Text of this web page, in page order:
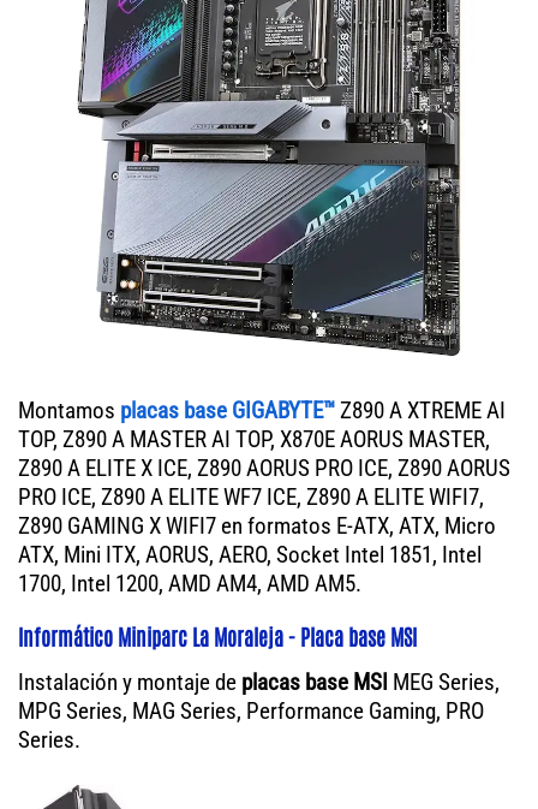
Montamos placas base GIGABYTE™Z890 A XTREME AI
TOP, Z890 A MASTER AI TOP, X870E AORUS MASTER,
Z890 A ELITE X ICE, Z890 AORUS PRO ICE, Z890 AORUS
PRO ICE, Z890 A ELITE WF7 ICE, Z890 A ELITE WIFI7,
Z890 GAMING X WIFI7 en formatos E-ATX, ATX, Micro
ATX, Mini ITX, AORUS, AERO, Socket Intel 1851, Intel
1700, Intel 1200, AMD AM4, AMD AM5.
Informático Miniparc La Moraleja - Placa base MSI
Instalación y montaje de placas base MSI MEG Series,
MPG Series, MAG Series, Performance Gaming, PRO
Series.